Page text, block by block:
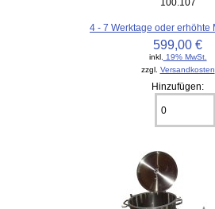
100.107
4 - 7 Werktage oder erhöhte
599,00 €
inkl. 19% MwSt.
zzgl. Versandkosten
Hinzufügen: